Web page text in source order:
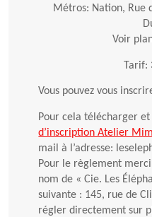
Métros: Nation, Rue
Voir
Vous pouvez vous
Pour cela télécharger
d’inscription Atelier
mail à l’adresse:
Pour le règlement
nom de « Cie. Les
suivante : 145, rue de
régler directement sur